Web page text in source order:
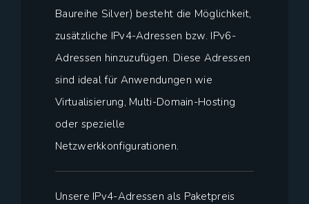
Baureihe Silver) besteht die Möglichkeit,
zusätzliche IPv4-Adressen bzw. IPv6-
Adressen hinzuzufügen. Diese Adressen
sind ideal für Anwendungen wie
Virtualisierung, Multi-Domain-Hosting
oder spezielle
Netzwerkkonfigurationen.
Unsere IPv4-Adressen als Paketpreis